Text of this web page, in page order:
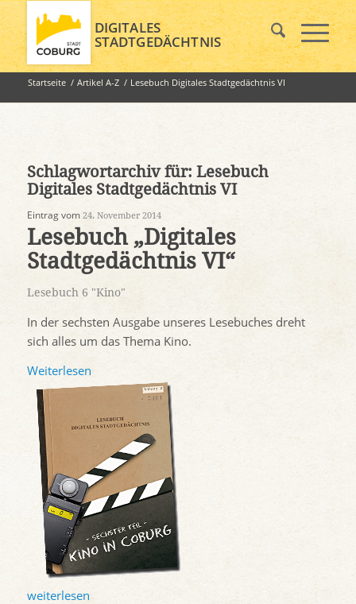
DIGITALES
STADTGEDÄCHTNIS
Startseite / Artikel A-Z / Lesebuch Digitales Stadtgedächtnis VI
Schlagwortarchiv für: Lesebuch
Digitales Stadtgedächtnis VI
Eintrag vom 24. November 2014
Lesebuch „Digitales
Stadtgedächtnis VI“
Lesebuch 6 "Kino"
In der sechsten Ausgabe unseres Lesebuches dreht
sich alles um das Thema Kino.
Weiterlesen
weiterlesen